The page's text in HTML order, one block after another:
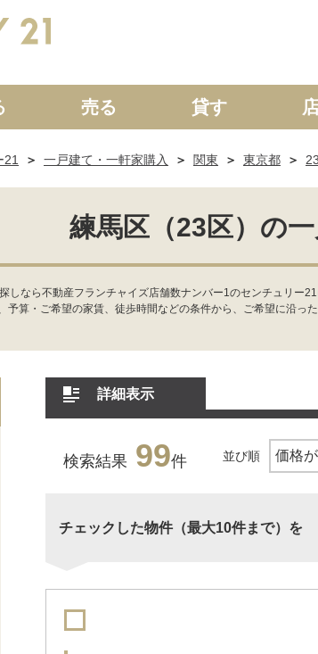
中古一戸建て マンション
売る 貸す
21 一戸建て・一軒家購入 関東 東京都
練馬区（23区）の
しなら不動産フランチャイズ店舗数ナンバー1のセンチュリ
予算・ご希望の家賃、徒歩時間などの条件から、ご希望に沿
詳細表示
検索結果 99件 並び順
チェックした物件（最大10件まで）を